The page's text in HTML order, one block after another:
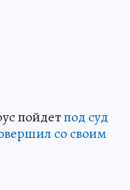
пойдетпод суд
со своим